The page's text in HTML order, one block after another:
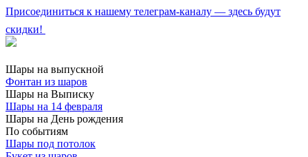
Присоединиться к нашему телеграм-каналу — здесь будут
скидки!
Шары на выпускной
Фонтан из шаров
Шары на Выписку
Шары на 14 февраля
Шары на День рождения
По событиям
Шары под потолок